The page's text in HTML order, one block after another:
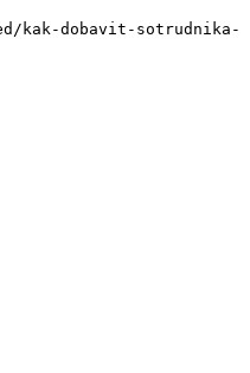
kak-dobavit-sotrudnika-